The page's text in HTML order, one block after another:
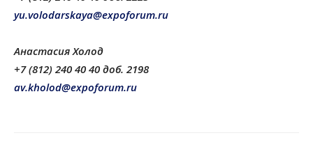
yu.volodarskaya@expoforum.ru
Анастасия Холод
+7 (812) 240 40 40 доб. 2198
av.kholod@expoforum.ru